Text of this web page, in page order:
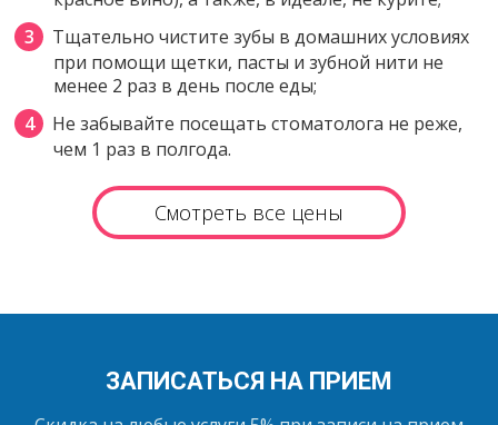
Тщательно чистите зубы в домашних условиях
при помощи щетки, пасты и зубной нити не
менее 2 раз в день после еды;
Не забывайте посещать стоматолога не реже,
чем 1 раз в полгода.
Смотреть все цены
ЗАПИСАТЬСЯ НА ПРИЕМ